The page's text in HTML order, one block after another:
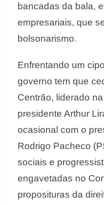
bancadas da bala,
empresariais, que
bolsonarismo.
Enfrentando um
governo tem que
Centrão, liderado
presidente Arthur
ocasional com o
Rodrigo Pacheco
sociais e
engavetadas no
proposituras da